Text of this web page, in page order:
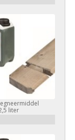
liter